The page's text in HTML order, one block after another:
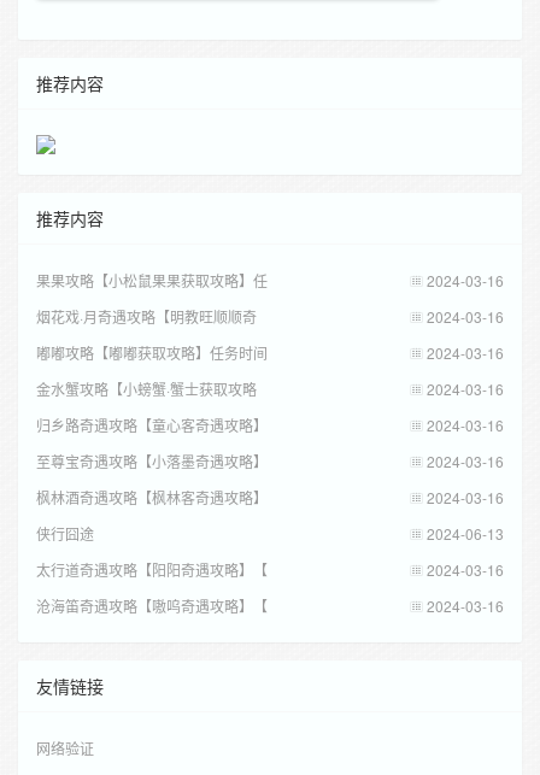
推荐内容
推荐内容
果果攻略【小松鼠果果获取攻略】任
2024-03-16
烟花戏·月奇遇攻略【明教旺顺顺奇
2024-03-16
嘟嘟攻略【嘟嘟获取攻略】任务时间
2024-03-16
金水蟹攻略【小螃蟹·蟹士获取攻略
2024-03-16
归乡路奇遇攻略【童心客奇遇攻略】
2024-03-16
至尊宝奇遇攻略【小落墨奇遇攻略】
2024-03-16
枫林酒奇遇攻略【枫林客奇遇攻略】
2024-03-16
侠行囧途
2024-06-13
太行道奇遇攻略【阳阳奇遇攻略】【
2024-03-16
沧海笛奇遇攻略【嗷呜奇遇攻略】【
2024-03-16
友情链接
网络验证